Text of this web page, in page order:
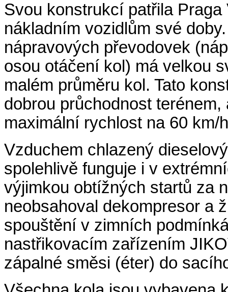
Svou konstrukcí patřila
nákladním vozidlům své
nápravových převodovek
osou otáčení kol) má velkou
malém průměru kol. Tato
dobrou průchodnost
maximální rychlost na 60 km/
Vzduchem chlazený
spolehlivě funguje i v
výjimkou obtížných startů za
neobsahoval dekompresor a
spouštění v zimních
nastřikovacím zařízením
zápalné směsi (éter) do